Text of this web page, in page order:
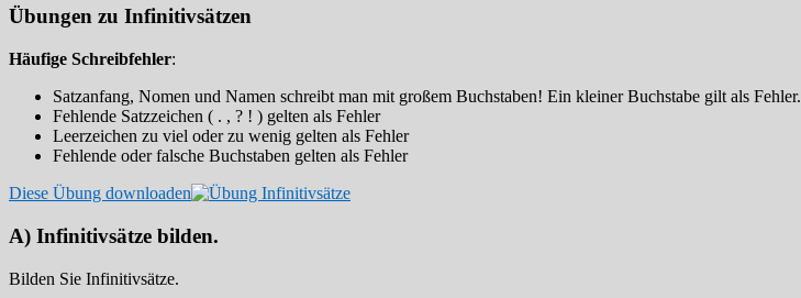
Übungen zu Infinitivsätzen
Häufige Schreibfehler:
Satzanfang, Nomen und Namen schreibt man mit großem Buchstaben! Ein kleiner Buchstabe gilt als Fehler.
Fehlende Satzzeichen ( . , ? ! ) gelten als Fehler
Leerzeichen zu viel oder zu wenig gelten als Fehler
Fehlende oder falsche Buchstaben gelten als Fehler
Diese Übung downloaden
A) Infinitivsätze bilden.
Bilden Sie Infinitivsätze.